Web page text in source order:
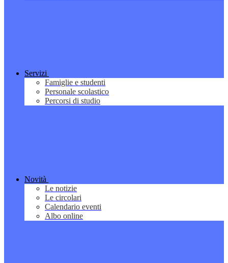
Servizi
Famiglie e studenti
Personale scolastico
Percorsi di studio
Novità
Le notizie
Le circolari
Calendario eventi
Albo online